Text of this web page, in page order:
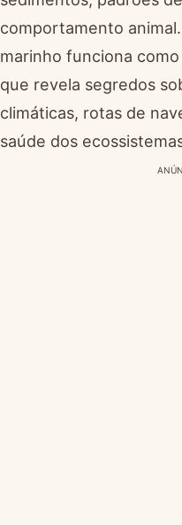
comportamento
marinho funciona
que revela segredos
climáticas, rotas de
saúde dos